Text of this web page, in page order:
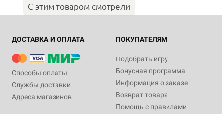
С этим товаром смотрели
ДОСТАВКА И ОПЛАТА
Способы оплаты
Службы доставки
Адреса магазинов
ПОКУПАТЕЛЯМ
Подобрать игру
Бонусная программа
Информация о заказе
Возврат товара
Помощь с правилами